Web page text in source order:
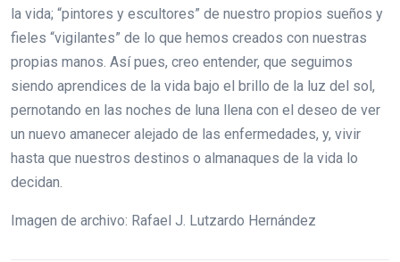
la vida; “pintores y escultores” de nuestro propios sueños y
fieles “vigilantes” de lo que hemos creados con nuestras
propias manos. Así pues, creo entender, que seguimos
siendo aprendices de la vida bajo el brillo de la luz del sol,
pernotando en las noches de luna llena con el deseo de ver
un nuevo amanecer alejado de las enfermedades, y, vivir
hasta que nuestros destinos o almanaques de la vida lo
decidan.
Imagen de archivo: Rafael J. Lutzardo Hernández